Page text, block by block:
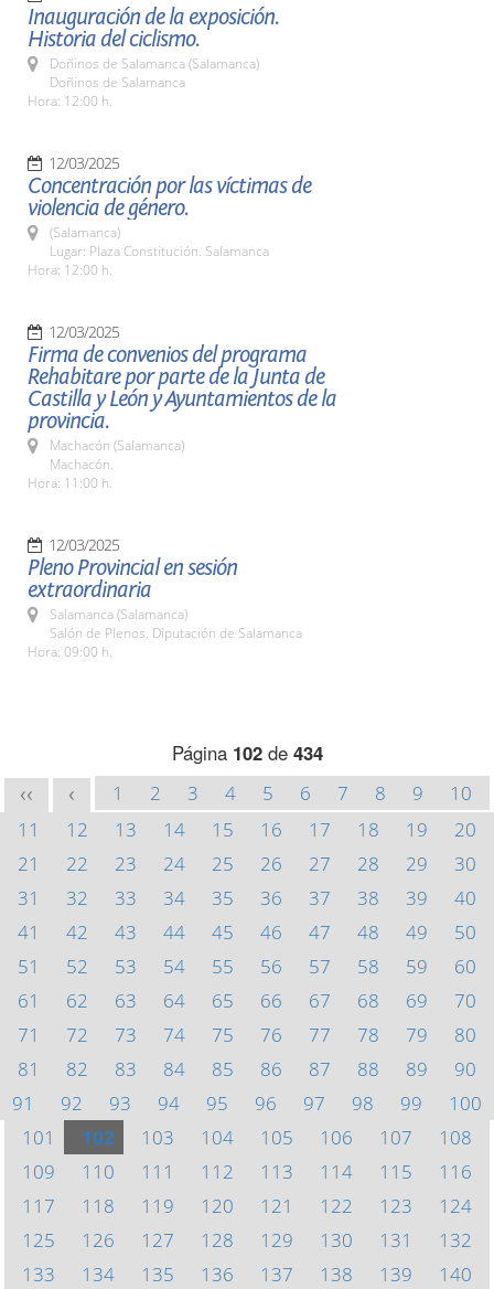
Inauguración de la exposición.
Historia del ciclismo.
Doñinos de Salamanca (Salamanca)
Doñinos de Salamanca
Hora: 12:00 h.
12/03/2025
Concentración por las víctimas de
violencia de género.
(Salamanca)
Lugar: Plaza Constitución. Salamanca
Hora: 12:00 h.
12/03/2025
Firma de convenios del programa
Rehabitare por parte de la Junta de
Castilla y León y Ayuntamientos de la
provincia.
Machacón (Salamanca)
Machacón.
Hora: 11:00 h.
12/03/2025
Pleno Provincial en sesión
extraordinaria
Salamanca (Salamanca)
Salón de Plenos. Diputación de Salamanca
Hora: 09:00 h.
Página 102de 434
<< < 1 2 3 4 5 6 7 8 9
10
11
12 13 14 15 16 17 18 19
20
21
22 23 24 25 26 27 28 29
30
31
32 33 34 35 36 37 38 39
40
41
42 43 44 45 46 47 48 49
50
51
52 53 54 55 56 57 58 59
60
61
62 63 64 65 66 67 68 69
70
71
72 73 74 75 76 77 78 79
80
81
82 83 84 85 86 87 88 89
90
91
92 93 94 95 96 97 98 99
100
101
102 103 104 105 106 107
108
109
110 111 112 113 114 115
116
117
118 119 120 121 122 123
124
125
126 127 128 129 130 131
132
133
134 135 136 137 138 139
140